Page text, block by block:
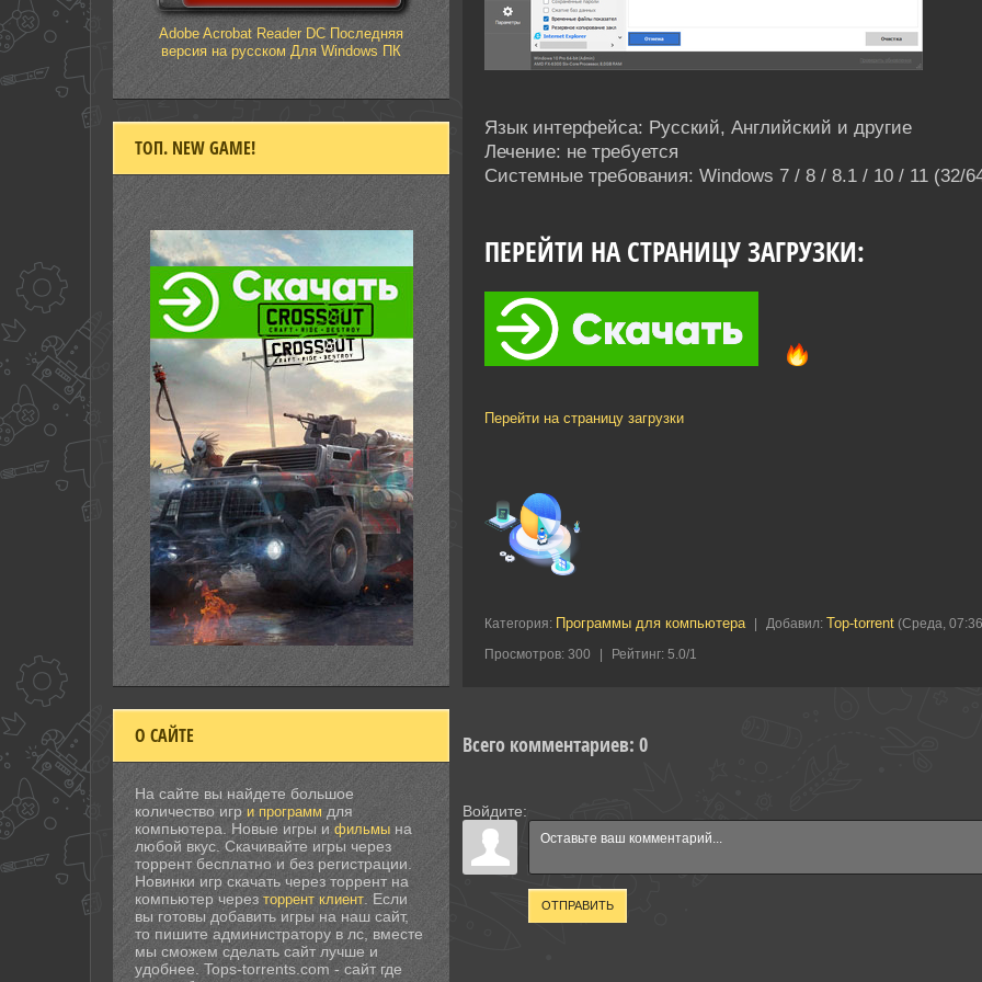
Язык интерфейса: Русский, Английский и другие
Лечение: не требуется
Системные требования: Windows 7 / 8 / 8.1 / 10 / 11 (32/
ПЕРЕЙТИ НА СТРАНИЦУ ЗАГРУЗКИ:
Перейти на страницу загрузки
Категория: Программы для компьютера Добавил: Top-torrent(Среда,
Просмотров: 300 Рейтинг: 5.0/1
Всего комментариев: 0
Войдите:
ОТПРАВИТЬ
Adobe Acrobat Reader DC Последняя
версия на русском Для Windows ПК
ТОП. NEW GAME!
О САЙТЕ
На сайте вы найдете большое
количество игр и программ для
компьютера. Новые игры ифильмы на
любой вкус. Скачивайте игры через
торрент бесплатно и без регистрации.
Новинки игр скачать через торрент на
компьютер черезторрент клиент. Если
вы готовы добавить игры на наш сайт,
то пишите администратору в лс, вместе
мы сможем сделать сайт лучше и
удобнее. Tops-torrents.com - сайт где